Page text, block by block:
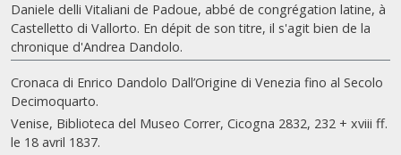
Daniele delli Vitaliani de Padoue, abbé de congrégation latine, à
Castelletto di Vallorto. En dépit de son titre, il s'agit bien de la
chronique d'Andrea Dandolo.
Cronaca di Enrico Dandolo Dall’Origine di Venezia fino al Secolo
Decimoquarto.
Venise, Biblioteca del Museo Correr, Cicogna 2832, 232 + xviii ff.
le 18 avril 1837.